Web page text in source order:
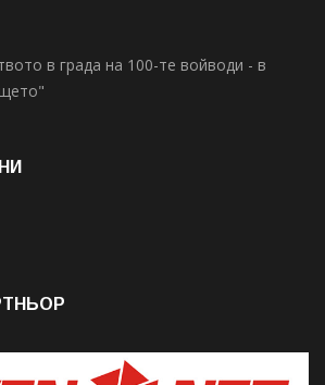
в града на 100-те войводи - в